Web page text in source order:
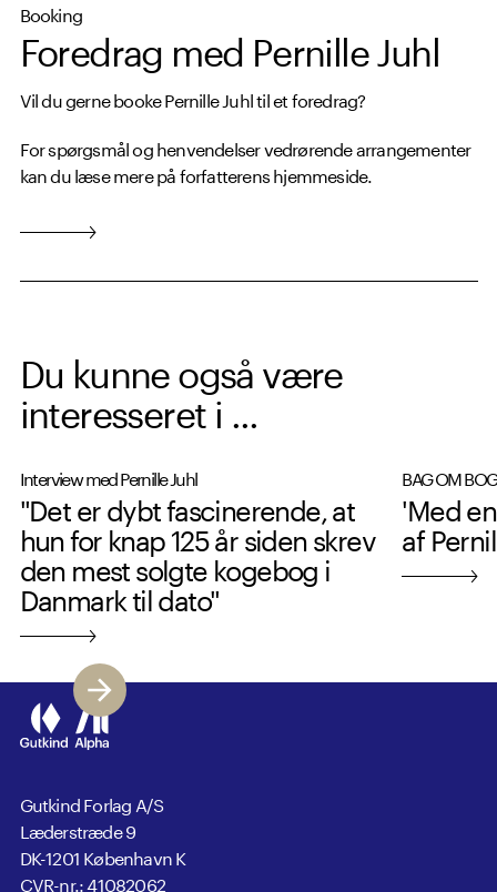
Booking
Foredrag med Pernille Juhl
Vil du gerne booke Pernille Juhl til et foredrag?
For spørgsmål og henvendelser vedrørende arrangementer
kan du læse mere på forfatterens hjemmeside.
Du kunne også være
interesseret i ...
Interview med Pernille Juhl
"Det er dybt fascinerende, at
hun for knap 125 år siden skrev
den mest solgte kogebog i
Danmark til dato"
BAG OM
'Med
af
Gutkind Forlag A/S
Læderstræde 9
DK-1201 København K
CVR-nr.: 41082062